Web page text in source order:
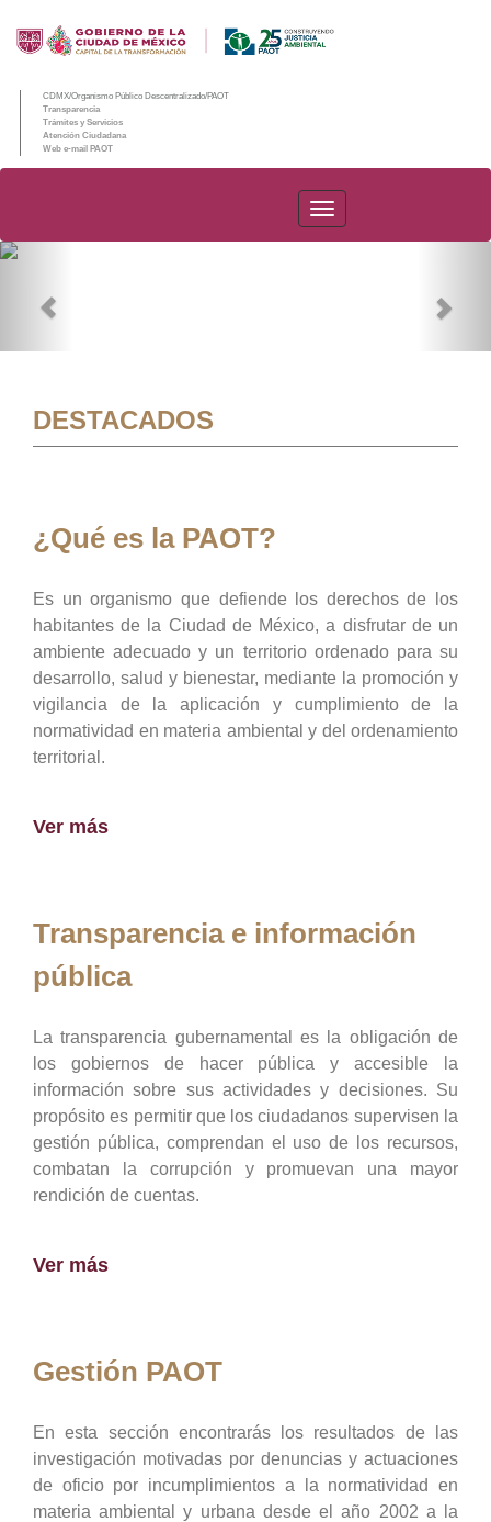
CDMX/Organismo Público Descentralizado/PAOT
Transparencia
Trámites y Servicios
Atención Ciudadana
Web e-mail PAOT
PAOT
DESTACADOS
¿Qué es la PAOT?
Es un organismo que defiende los derechos de los
habitantes de la Ciudad de México, a disfrutar de un
ambiente adecuado y un territorio ordenado para su
desarrollo, salud y bienestar, mediante la promoción y
vigilancia de la aplicación y cumplimiento de la
normatividad en materia ambiental y del ordenamiento
territorial.
Ver más
Transparencia e información
pública
La transparencia gubernamental es la obligación de
los gobiernos de hacer pública y accesible la
información sobre sus actividades y decisiones. Su
propósito es permitir que los ciudadanos supervisen la
gestión pública, comprendan el uso de los recursos,
combatan la corrupción y promuevan una mayor
rendición de cuentas.
Ver más
Gestión PAOT
En esta sección encontrarás los resultados de las
investigación motivadas por denuncias y actuaciones
de oficio por incumplimientos a la normatividad en
materia ambiental y urbana desde el año 2002 a la